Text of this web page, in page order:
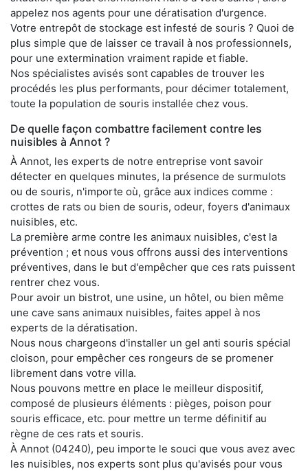
appelez nos agents pour une dératisation d'urgence.
Votre entrepôt de stockage est infesté de souris ? Quoi de
plus simple que de laisser ce travail à nos professionnels,
pour une extermination vraiment rapide et fiable.
Nos spécialistes avisés sont capables de trouver les
procédés les plus performants, pour décimer totalement,
toute la population de souris installée chez vous.
De quelle façon combattre facilement contre les
nuisibles à Annot ?
À Annot, les experts de notre entreprise vont savoir
détecter en quelques minutes, la présence de surmulots
ou de souris, n'importe où, grâce aux indices comme :
crottes de rats ou bien de souris, odeur, foyers d'animaux
nuisibles, etc.
La première arme contre les animaux nuisibles, c'est la
prévention ; et nous vous offrons aussi des interventions
préventives, dans le but d'empêcher que ces rats puissent
rentrer chez vous.
Pour avoir un bistrot, une usine, un hôtel, ou bien même
une cave sans animaux nuisibles, faites appel à nos
experts de la dératisation.
Nous nous chargeons d'installer un gel anti souris spécial
cloison, pour empêcher ces rongeurs de se promener
librement dans votre villa.
Nous pouvons mettre en place le meilleur dispositif,
composé de plusieurs éléments : pièges, poison pour
souris efficace, etc. pour mettre un terme définitif au
règne de ces rats et souris.
À Annot (04240), peu importe le souci que vous avez avec
les nuisibles, nos experts sont plus qu'avisés pour vous